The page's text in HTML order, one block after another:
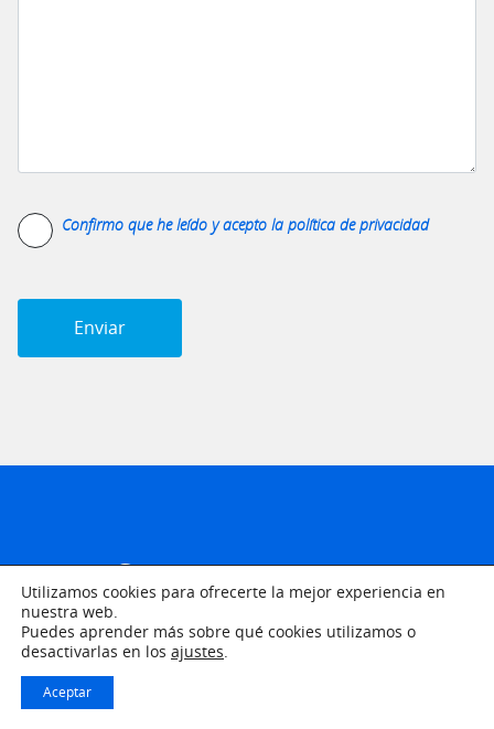
Confirmo que he leído y acepto la política de privacidad
Certificaciones
Estas certificaciones garantizan a nuestros clientes
que nuestros procesos serán mejores, más
controlados, más competitivos y más respetuosos con
el medio ambiente.
Utilizamos cookies para ofrecerte la mejor experiencia en
nuestra web.
Puedes aprender más sobre qué cookies utilizamos o
desactivarlas en los ajustes.
Aceptar